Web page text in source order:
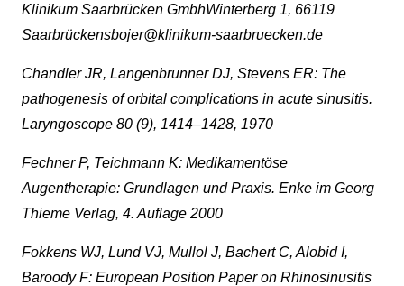
Klinikum Saarbrücken GmbhWinterberg 1, 66119
Saarbrückensbojer@klinikum-saarbruecken.de
Chandler JR, Langenbrunner DJ, Stevens ER: The
pathogenesis of orbital complications in acute sinusitis.
Laryngoscope 80 (9), 1414–1428, 1970
Fechner P, Teichmann K: Medikamentöse
Augentherapie: Grundlagen und Praxis. Enke im Georg
Thieme Verlag, 4. Auflage 2000
Fokkens WJ, Lund VJ, Mullol J, Bachert C, Alobid I,
Baroody F: European Position Paper on Rhinosinusitis